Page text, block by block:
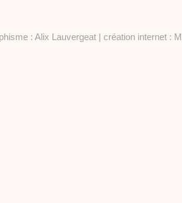
: Alix Lauvergeat | création internet :